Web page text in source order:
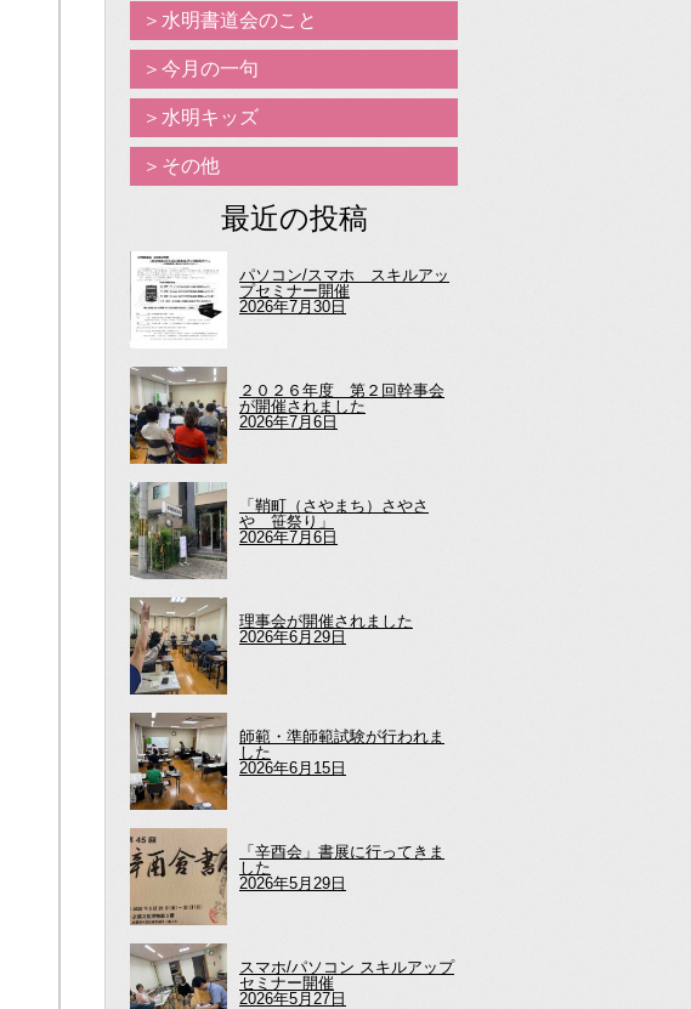
水明書道会のこと
今月の一句
水明キッズ
その他
最近の投稿
パソコン/スマホ スキルアッ
プセミナー開催
2026年7月30日
２０２６年度 第２回幹事会
が開催されました
2026年7月6日
「鞘町（さやまち）さやさ
や 笹祭り」
2026年7月6日
理事会が開催されました
2026年6月29日
師範・準師範試験が行われま
した
2026年6月15日
「辛酉会」書展に行ってきま
した
2026年5月29日
スマホ/パソコン スキルアップ
セミナー開催
2026年5月27日